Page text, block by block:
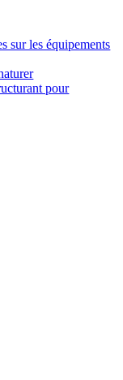
sur les équipements
pour